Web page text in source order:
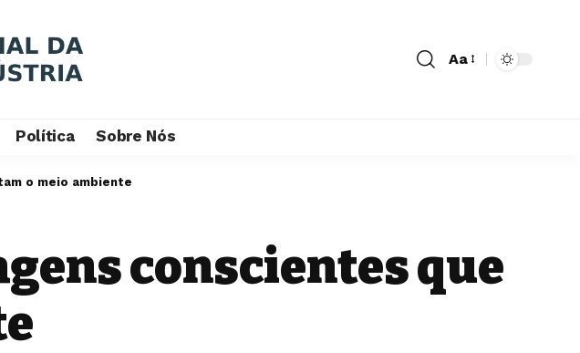
Aa
Política Sobre Nós
o meio ambiente
conscientes que